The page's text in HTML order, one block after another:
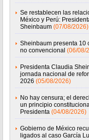
Se restablecen las
México y Perú:
Sheinbaum (07/08/2026)
Sheinbaum presenta 10
no convencional (06/08/
Presidenta Claudia
jornada nacional de
2026 (05/08/2026)
No hay censura; el
un principio
Presidenta (04/08/2026)
Gobierno de México
ligados al caso García